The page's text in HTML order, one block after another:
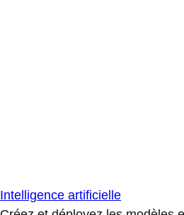
Intelligence artificielle